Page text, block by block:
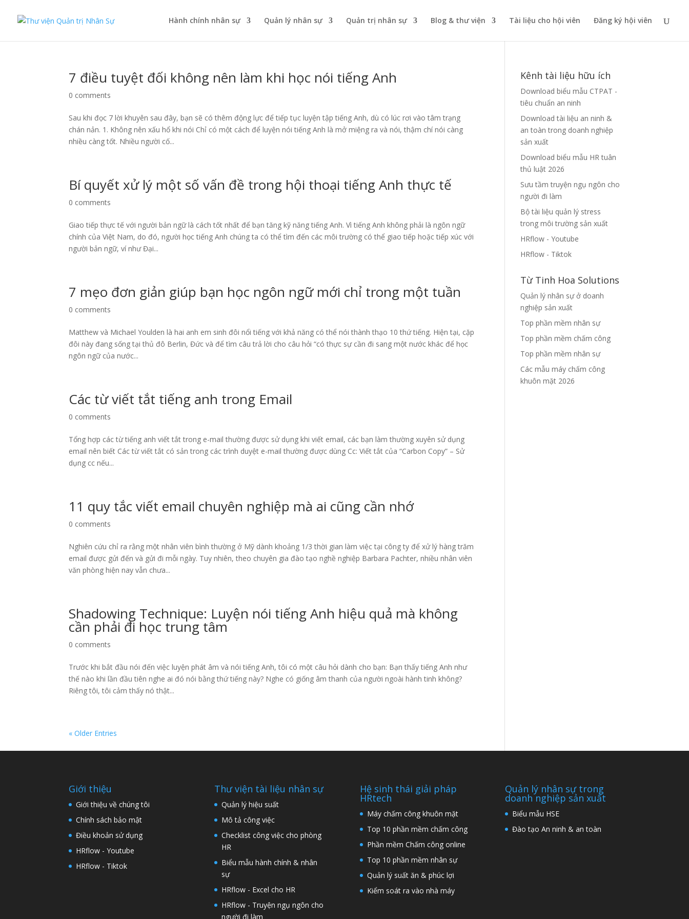
Hành chính nhân sự Quản lý nhân sự Quản trị nhân sự Blog & thư viện Tài liệu cho hội viên Đăng ký hội viên
7 điều tuyệt đối không nên làm khi học nói tiếng Anh
0 comments
Sau khi đọc 7 lời khuyên sau đây, bạn sẽ có thêm động lực để tiếp tục luyện tập tiếng Anh, dù có lúc rơi vào tâm trạng
chán nản. 1. Không nên xấu hổ khi nói Chỉ có một cách để luyện nói tiếng Anh là mở miệng ra và nói, thậm chí nói càng
nhiều càng tốt. Nhiều người cố...
Bí quyết xử lý một số vấn đề trong hội thoại tiếng Anh thực tế
0 comments
Giao tiếp thực tế với người bản ngữ là cách tốt nhất để bạn tăng kỹ năng tiếng Anh. Vì tiếng Anh không phải là ngôn ngữ
chính của Việt Nam, do đó, người học tiếng Anh chúng ta có thể tìm đến các môi trường có thể giao tiếp hoặc tiếp xúc với
người bản ngữ, ví như Đại...
7 mẹo đơn giản giúp bạn học ngôn ngữ mới chỉ trong một tuần
0 comments
Matthew và Michael Youlden là hai anh em sinh đôi nổi tiếng với khả năng có thể nói thành thạo 10 thứ tiếng. Hiện tại, cặp
đôi này đang sống tại thủ đô Berlin, Đức và để tìm câu trả lời cho câu hỏi “có thực sự cần đi sang một nước khác để học
ngôn ngữ của nước...
Các từ viết tắt tiếng anh trong Email
0 comments
Tổng hợp các từ tiếng anh viết tắt trong e-mail thường được sử dụng khi viết email, các bạn làm thường xuyên sử dụng
email nên biết Các từ viết tắt có sản trong các trình duyệt e-mail thường được dùng Cc: Viết tắt của “Carbon Copy” – Sử
dụng cc nếu...
11 quy tắc viết email chuyên nghiệp mà ai cũng cần nhớ
0 comments
Nghiên cứu chỉ ra rằng một nhân viên bình thường ở Mỹ dành khoảng 1/3 thời gian làm việc tại công ty để xử lý hàng trăm
email được gửi đến và gửi đi mỗi ngày. Tuy nhiên, theo chuyên gia đào tạo nghề nghiệp Barbara Pachter, nhiều nhân viên
văn phòng hiện nay vẫn chưa...
Shadowing Technique: Luyện nói tiếng Anh hiệu quả mà không
cần phải đi học trung tâm
0 comments
Trước khi bắt đầu nói đến việc luyện phát âm và nói tiếng Anh, tôi có một câu hỏi dành cho bạn: Bạn thấy tiếng Anh như
thế nào khi lần đầu tiên nghe ai đó nói bằng thứ tiếng này? Nghe có giống âm thanh của người ngoài hành tinh không?
Riêng tôi, tôi cảm thấy nó thật...
« Older Entries
Kênh tài liệu hữu ích
Download biểu mẫu CTPAT -
tiêu chuẩn an ninh
Download tài liệu an ninh &
an toàn trong doanh nghiệp
sản xuất
Download biểu mẫu HR tuân
thủ luật 2026
Sưu tầm truyện ngụ ngôn cho
người đi làm
Bộ tài liệu quản lý stress
trong môi trường sản xuất
HRflow - Youtube
HRflow - Tiktok
Từ Tinh Hoa Solutions
Quản lý nhân sự ở doanh
nghiệp sản xuất
Top phần mềm nhân sự
Top phần mềm chấm công
Top phần mềm nhân sự
Các mẫu máy chấm công
khuôn mặt 2026
Giới thiệu
Giới thiệu về chúng tôi
Chính sách bảo mật
Điều khoản sử dụng
HRflow - Youtube
HRflow - Tiktok
Thư viện tài liệu nhân sự
Quản lý hiệu suất
Mô tả công việc
Checklist công việc cho phòng
HR
Biểu mẫu hành chính & nhân
sự
HRflow - Excel cho HR
HRflow - Truyện ngụ ngôn cho
người đi làm
Hệ sinh thái giải pháp
HRtech
Máy chấm công khuôn mặt
Top 10 phần mềm chấm công
Phần mềm Chấm công online
Top 10 phần mềm nhân sự
Quản lý suất ăn & phúc lợi
Kiểm soát ra vào nhà máy
Quản lý nhân sự trong
doanh nghiệp sản xuất
Biểu mẫu HSE
Đào tạo An ninh & an toàn